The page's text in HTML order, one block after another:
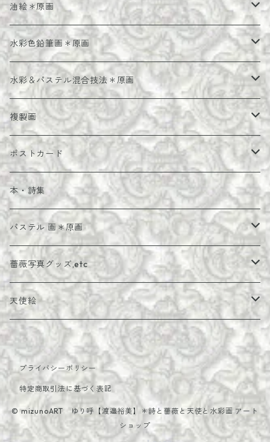
額装水彩画＊原画
油絵＊原画
額装油絵＊原画
水彩色鉛筆画＊原画
額装水彩色鉛筆画＊原画
水彩＆パステル混合技法＊原画
額装水彩＆パステル混合技法＊原画
複製画
複製画＊シート
額装複製画
ポストカード
ポストカード＊セット
詩画ポストカード
本・詩集
パステル 画＊原画
額装パステル 画＊原画
薔薇写真グッズ,etc
薔薇写真
メッセージカード・セット
天使絵
油絵
ちっちゃい天使
微笑む天使
プライバシーポリシー
特定商取引法に基づく表記
© mizunoART ゆり呼【渡邉裕美】＊詩と薔薇と天使と水彩画 アート
ショップ